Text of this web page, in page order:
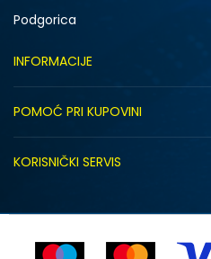
Podgorica
INFORMACIJE
Zapošljavanje
Sindikalna prodaja
Kontakt
POMOĆ PRI KUPOVINI
Kako kupiti
Uputstvo za registraciju
KORISNIČKI SERVIS